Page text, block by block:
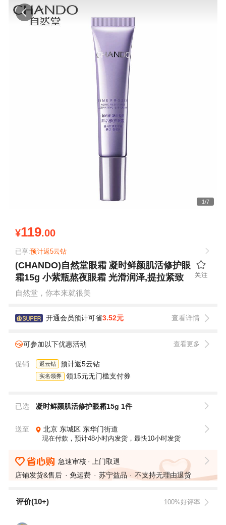
1/7
¥119.00
已享:预计返5云钻
(CHANDO)自然堂眼霜 凝时鲜颜肌活修护眼
霜15g 小紫瓶熬夜眼霜 光滑润泽,提拉紧致
自然堂，你本来就很美
开通会员预计可省3.52元 查看详情
可参加以下优惠活动 查看更多
促销 返云钻 预计返5云钻
实名领券 领15元无门槛支付券
已选 凝时鲜颜肌活修护眼霜15g 1件
送至 北京 东城区 东华门街道
现在付款，预计48小时内发货，最快10小时发货
急速审核
上门取退
店铺发货&售后
免运费 苏宁益品 不支持无理由退货
评价(10+) 100%好评率